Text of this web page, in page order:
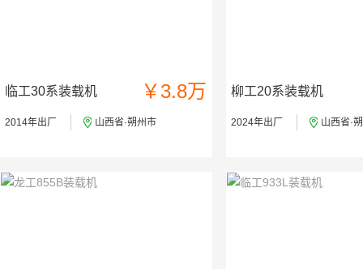
临工30系装载机 ￥3.8万
2014年出厂 山西省·朔州市
柳工20系装载机
2024年出厂 山西省·